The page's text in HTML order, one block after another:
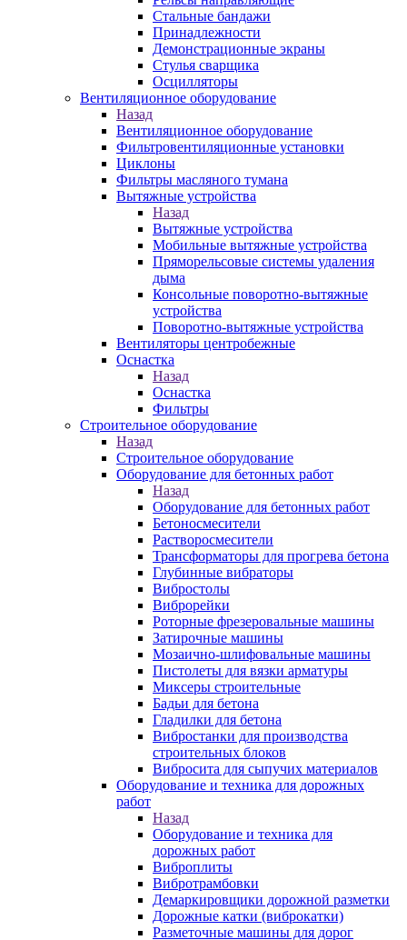
Стальные бандажи
Принадлежности
Демонстрационные экраны
Стулья сварщика
Осцилляторы
Вентиляционное оборудование
Назад
Вентиляционное оборудование
Фильтровентиляционные установки
Циклоны
Фильтры масляного тумана
Вытяжные устройства
Назад
Вытяжные устройства
Мобильные вытяжные устройства
Пряморельсовые системы удаления
дыма
Консольные поворотно-вытяжные
устройства
Поворотно-вытяжные устройства
Вентиляторы центробежные
Оснастка
Назад
Оснастка
Фильтры
Строительное оборудование
Назад
Строительное оборудование
Оборудование для бетонных работ
Назад
Оборудование для бетонных работ
Бетоносмесители
Растворосмесители
Трансформаторы для прогрева бетона
Глубинные вибраторы
Вибростолы
Виброрейки
Роторные фрезеровальные машины
Затирочные машины
Мозаично-шлифовальные машины
Пистолеты для вязки арматуры
Миксеры строительные
Бадьи для бетона
Гладилки для бетона
Вибростанки для производства
строительных блоков
Вибросита для сыпучих материалов
Оборудование и техника для дорожных
работ
Назад
Оборудование и техника для
дорожных работ
Виброплиты
Вибротрамбовки
Демаркировщики дорожной разметки
Дорожные катки (виброкатки)
Разметочные машины для дорог